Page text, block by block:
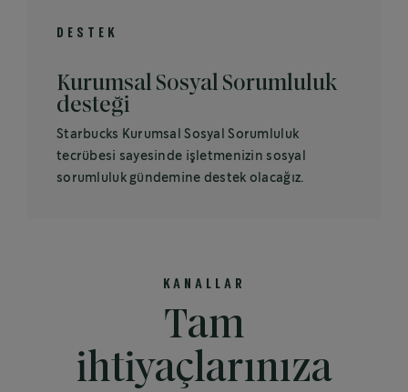
DESTEK
Kurumsal Sosyal Sorumluluk
desteği
Starbucks Kurumsal Sosyal Sorumluluk
tecrübesi sayesinde işletmenizin sosyal
sorumluluk gündemine destek olacağız.
KANALLAR
Tam
ihtiyaçlarınıza